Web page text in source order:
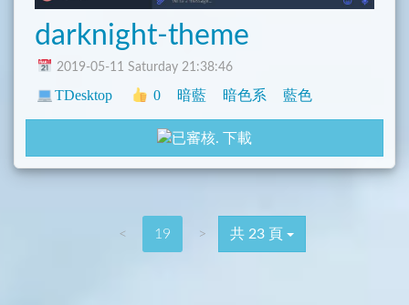
darknight-theme
2019-05-11 Saturday 21:38:46
TDesktop 0 暗藍 暗色系 藍色
下載
< 19 > 共 23 頁